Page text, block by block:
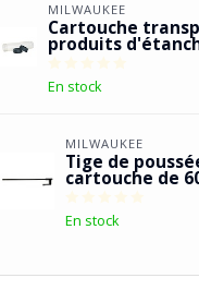
MILWAUKEE
Cartouche
produits
En stock
MILWAUKEE
Tige de
cartouche de
En stock